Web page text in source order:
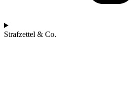
Strafzettel & Co.